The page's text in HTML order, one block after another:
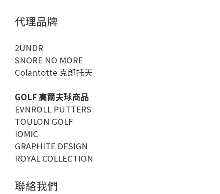
代理品牌
2UNDR
SNORE NO MORE
Colantotte 克郎托天
GOLF 高爾夫球商品
EVNROLL PUTTERS
TOULON GOLF
IOMIC
GRAPHITE DESIGN
ROYAL COLLECTION
聯絡我們